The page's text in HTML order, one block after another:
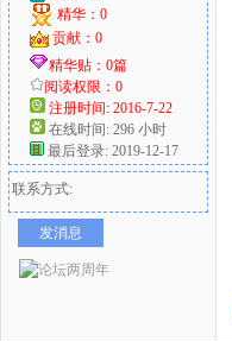
精华：0
贡献：0
精华贴：0篇
阅读权限：0
注册时间: 2016-7-22
在线时间: 296 小时
最后登录: 2019-12-17
联系方式:
发消息